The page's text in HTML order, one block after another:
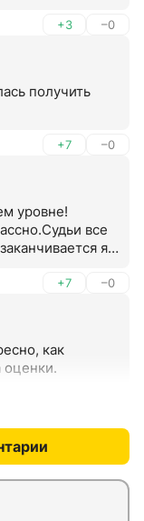
+3 –0
получить
+7 –0
уровне!
все
я
+7 –0
как
оценки.